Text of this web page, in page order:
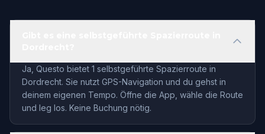
Ja, Questo bietet 1 selbstgeführte Spazierroute in
Dordrecht. Sie nutzt GPS-Navigation und du gehst in
deinem eigenen Tempo. Öffne die App, wähle die Route
und leg los. Keine Buchung nötig.